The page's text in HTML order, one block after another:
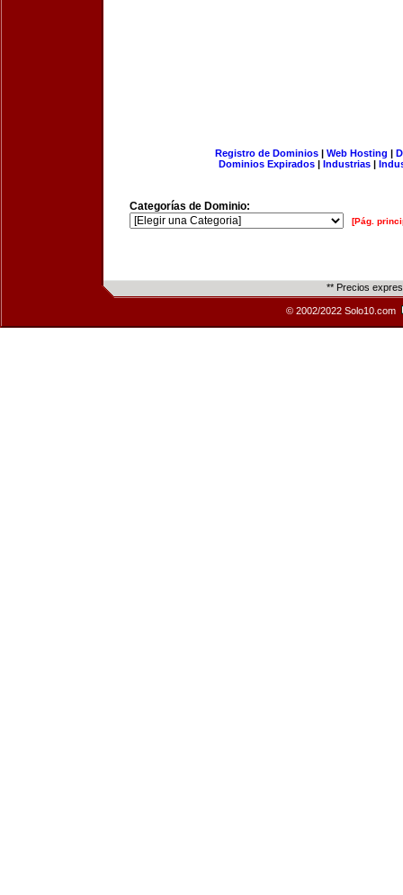
Registro de Dominios| Web Hosting |
Dominios Expirados | Industrias |
Categorías de Dominio:
[Pág.
** Precios
© 2002/2022 Solo10.com